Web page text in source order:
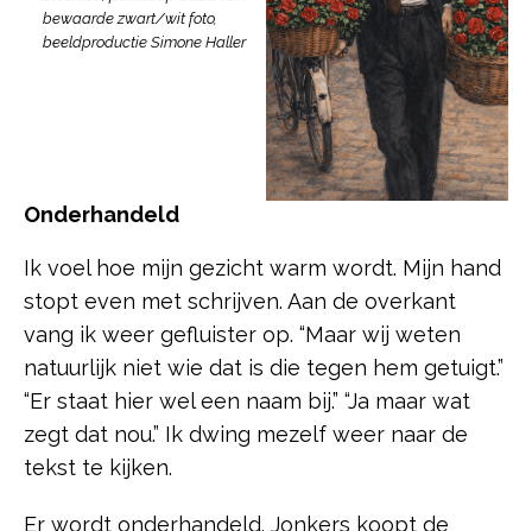
bewaarde zwart/wit foto,
beeldproductie Simone Haller
Onderhandeld
Ik voel hoe mijn gezicht warm wordt. Mijn hand
stopt even met schrijven. Aan de overkant
vang ik weer gefluister op. “Maar wij weten
natuurlijk niet wie dat is die tegen hem getuigt.”
“Er staat hier wel een naam bij.” “Ja maar wat
zegt dat nou.” Ik dwing mezelf weer naar de
tekst te kijken.
Er wordt onderhandeld. Jonkers koopt de